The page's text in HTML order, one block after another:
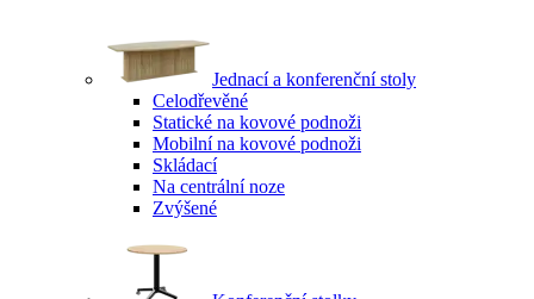
Jednací a konferenční stoly
Celodřevěné
Statické na kovové podnoži
Mobilní na kovové podnoži
Skládací
Na centrální noze
Zvýšené